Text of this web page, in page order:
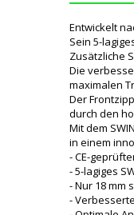
Entwickelt
Sein 5-
Zusätzliche
Die
maximalen
Der
durch den
Mit dem
in einem
- CE-
- 5-lagiges
- Nur 18 mm
-